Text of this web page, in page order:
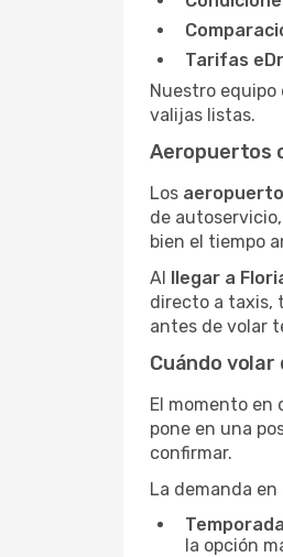
Tarifas
Nuestro
valijas listas.
Aeropuertos
Los
de
bien el tiempo
Al llegar a
directo a taxis,
antes de volar
Cuándo
El momento en
pone en una
confirmar.
La demanda
la opción